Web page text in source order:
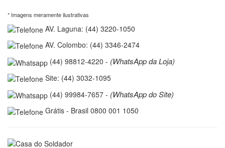
* Imagens meramente ilustrativas
AV. Laguna: (44) 3220-1050
AV. Colombo: (44) 3346-2474
(44) 98812-4220 - (WhatsApp da Loja)
Site: (44) 3032-1095
(44) 99984-7657 - (WhatsApp do Site)
Grátis - Brasil 0800 001 1050